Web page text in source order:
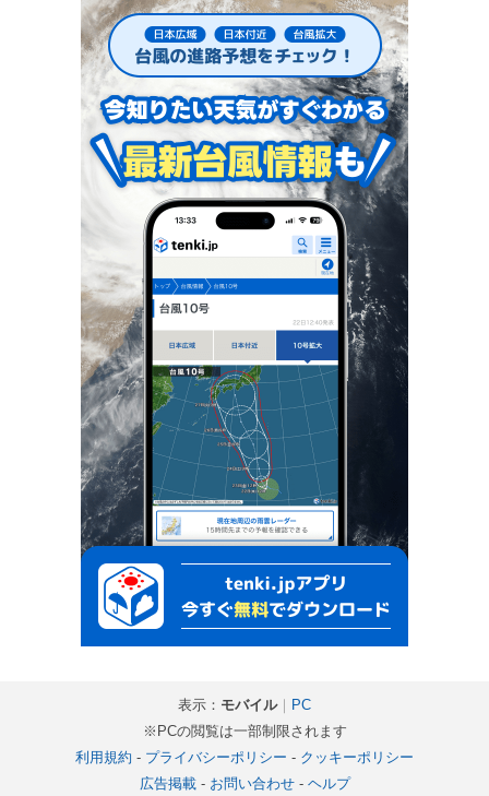
表示： モバイル｜ PC
※PCの閲覧は一部制限されます
利用規約 - プライバシーポリシー - クッキーポリシー
広告掲載- お問い合わせ- ヘルプ